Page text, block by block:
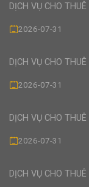
DỊCH VỤ CHO
2026-07-31
DỊCH VỤ CHO
2026-07-31
DỊCH VỤ CHO
2026-07-31
DỊCH VỤ CHO